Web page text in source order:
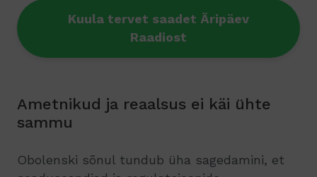
Kuula tervet saadet Äripäev
Raadiost
Ametnikud ja reaalsus ei käi ühte
sammu
Obolenski sõnul tundub üha sagedamini, et